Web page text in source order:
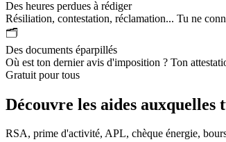
Des heures perdues à rédiger
Résiliation, contestation, réclamation... Tu ne
🗂️
Des documents éparpillés
Où est ton dernier avis d'imposition ? Ton
Gratuit pour tous
Découvre les aides auxquelles
RSA, prime d'activité, APL, chèque énergie,